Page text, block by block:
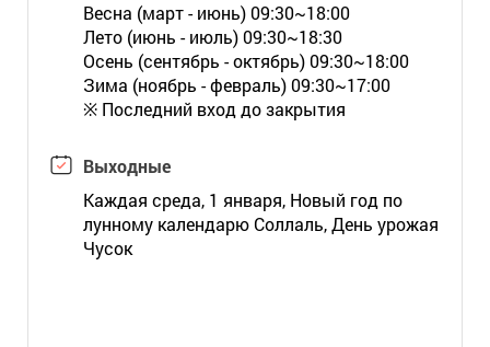
Весна (март - июнь) 09:30~18:00
Лето (июнь - июль) 09:30~18:30
Осень (сентябрь - октябрь) 09:30~18:00
Зима (ноябрь - февраль) 09:30~17:00
※ Последний вход до закрытия
Выходные
Каждая среда, 1 января, Новый год по
лунному календарю Соллаль, День урожая
Чусок